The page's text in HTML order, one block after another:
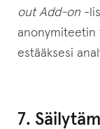
out Add-on -
anonymiteetin
estääksesi
7.